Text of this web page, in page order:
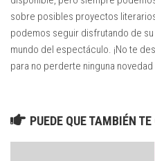
sobre posibles proyectos
podemos seguir disfrutando de
mundo del espectáculo. ¡No te
para no perderte ninguna novedad
PUEDE QUE TAMBIÉN